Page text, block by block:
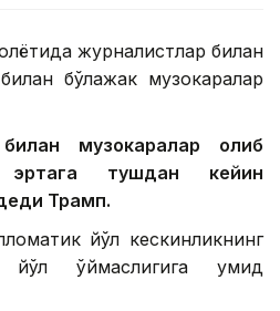
журналистлар билан
бўлажак музокаралар
музокаралар олиб
тушдан кейин
Трамп.
йўл кескинликнинг
қўймаслигига умид